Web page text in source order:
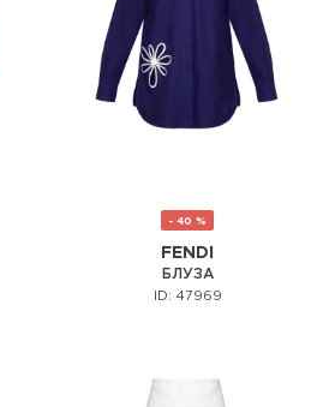
- 40 %
FENDI
БЛУЗА
ID: 47969